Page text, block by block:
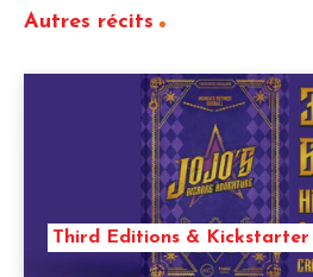
Autres récits
Third Editions & Kickstarter